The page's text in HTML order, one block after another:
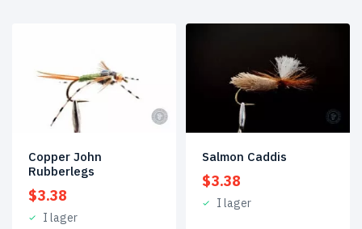
Copper John
Rubberlegs
$3.38
I lager
Salmon Caddis
$3.38
I lager